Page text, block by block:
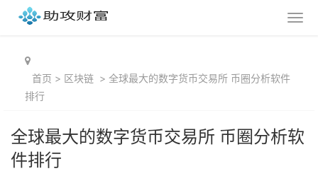
首页 > 区块链 > 全球最大的数字货币交易所 币圈分析软件
排行
全球最大的数字货币交易所 币圈分析软
件排行